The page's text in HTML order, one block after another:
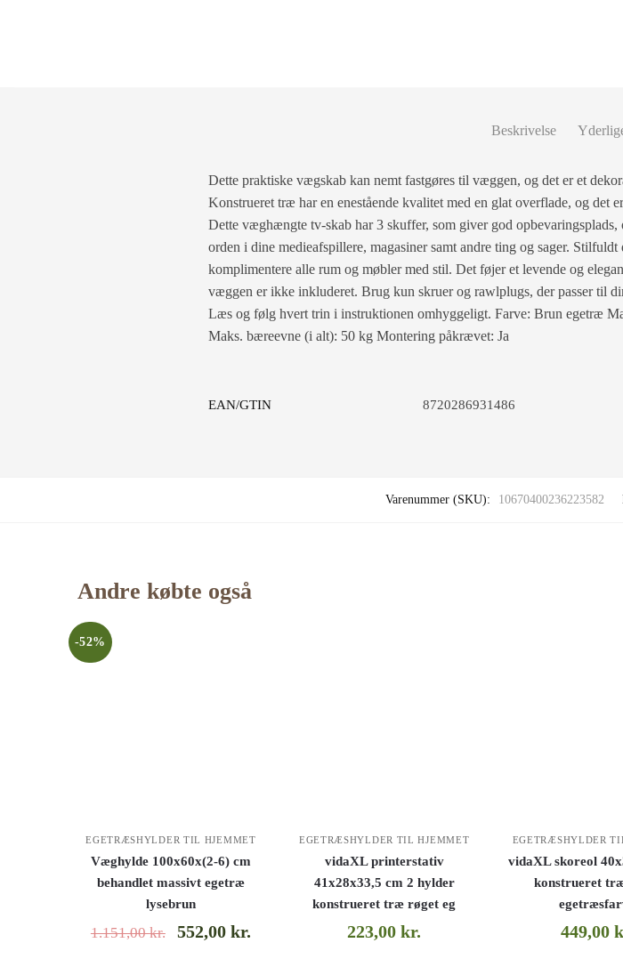
Beskrivelse
Dette praktiske vægskab kan nemt fastgøres til væggen, og det er et
Konstrueret træ har en enestående kvalitet med en glat overflade, og det
Dette væghængte tv-skab har 3 skuffer, som giver god
orden i dine medieafspillere, magasiner samt andre ting og sager.
komplimentere alle rum og møbler med stil. Det føjer et levende og
væggen er ikke inkluderet. Brug kun skruer og rawlplugs, der passer til
Læs og følg hvert trin i instruktionen omhyggeligt. Farve: Brun egetræ
Maks. bæreevne (i alt): 50 kg Montering påkrævet: Ja
EAN/GTIN 8720286931486
Varenummer (SKU): 10670400236223582
Andre købte også
-52%
EGETRÆSHYLDER TIL HJEMMET
Væghylde 100x60x(2-6) cm
behandlet massivt egetræ
lysebrun
1.151,00kr. 552,00 kr.
EGETRÆSHYLDER TIL HJEMMET
vidaXL printerstativ
41x28x33,5 cm 2 hylder
konstrueret træ røget eg
223,00kr.
EGETRÆSHYLDER
vidaXL skoreol
konstrueret
449,00